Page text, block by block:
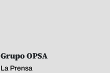
Grupo OPSA
La Prensa